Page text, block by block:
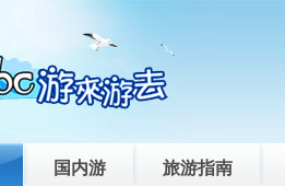
国内游 旅游指南